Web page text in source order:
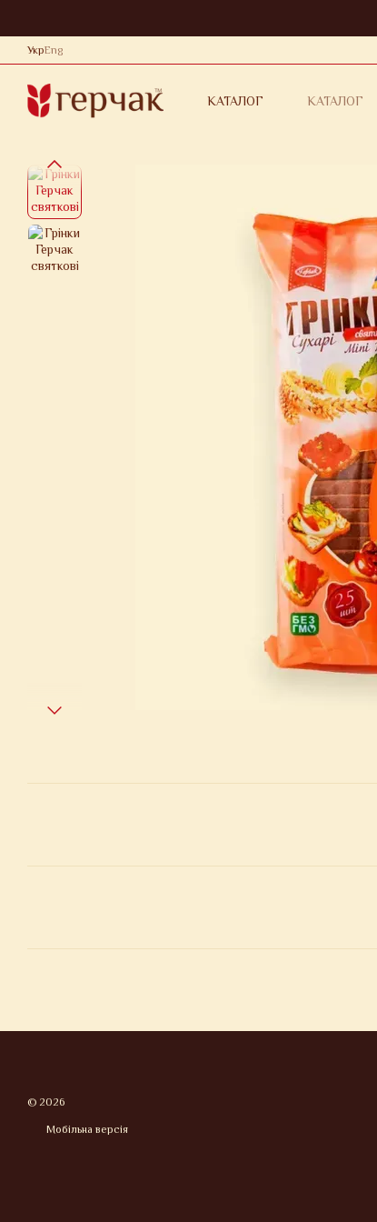
УкрEng
КАТАЛОГ КАТАЛОГ
© 2026
Мобільна версія